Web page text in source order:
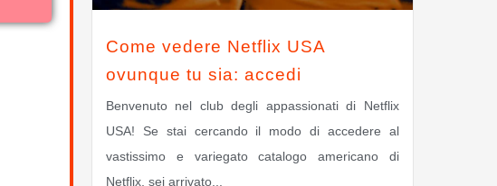
Come vedere Netflix USA
ovunque tu sia: accedi
Benvenuto nel club degli appassionati di Netflix
USA! Se stai cercando il modo di accedere al
vastissimo e variegato catalogo americano di
Netflix, sei arrivato...